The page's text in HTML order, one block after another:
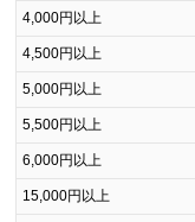
4,000円以上
4,500円以上
5,000円以上
5,500円以上
6,000円以上
15,000円以上